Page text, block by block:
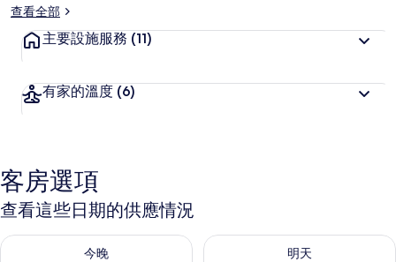
查看全部
主要設施服務 (11)
有家的溫度 (6)
客房選項
查看這些日期的供應情況
今晚
查看今晚 (8月 7 - 8月 8) 的供應情況
明天
查看明天 (8月 8 - 8月 9) 的供